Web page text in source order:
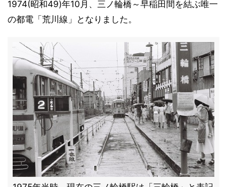
1974(昭和49)年10月、三ノ輪橋～早稲田間を結ぶ唯一
の都電「荒川線」となりました。